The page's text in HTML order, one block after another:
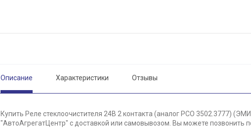
Описание Характеристики Отзывы
Купить Реле стеклоочистителя 24В 2 контакта (аналог РСО 3502.3777)
"АвтоАгрегатЦентр" с доставкой или самовывозом. Вы можете позвонить